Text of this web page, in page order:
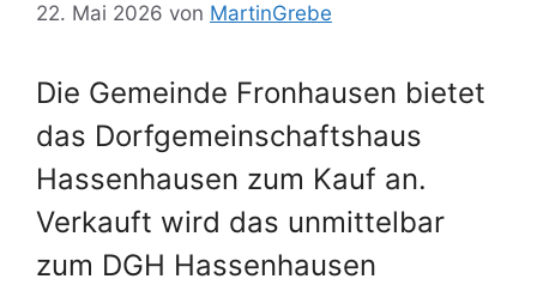
22. Mai 2026 von MartinGrebe
Die Gemeinde Fronhausen bietet
das Dorfgemeinschaftshaus
Hassenhausen zum Kauf an.
Verkauft wird das unmittelbar
zum DGH Hassenhausen